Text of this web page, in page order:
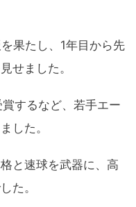
果たし、1年目から先
せました。
するなど、若手エー
した。
と速球を武器に、高
た。